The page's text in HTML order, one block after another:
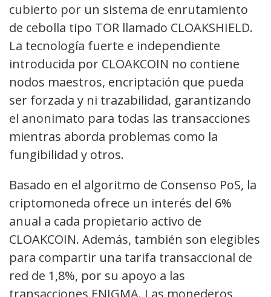
cubierto por un sistema de enrutamiento
de cebolla tipo TOR llamado CLOAKSHIELD.
La tecnología fuerte e independiente
introducida por CLOAKCOIN no contiene
nodos maestros, encriptación que pueda
ser forzada y ni trazabilidad, garantizando
el anonimato para todas las transacciones
mientras aborda problemas como la
fungibilidad y otros.
Basado en el algoritmo de Consenso PoS, la
criptomoneda ofrece un interés del 6%
anual a cada propietario activo de
CLOAKCOIN. Además, también son elegibles
para compartir una tarifa transaccional de
red de 1,8%, por su apoyo a las
transacciones ENIGMA. Las monederos